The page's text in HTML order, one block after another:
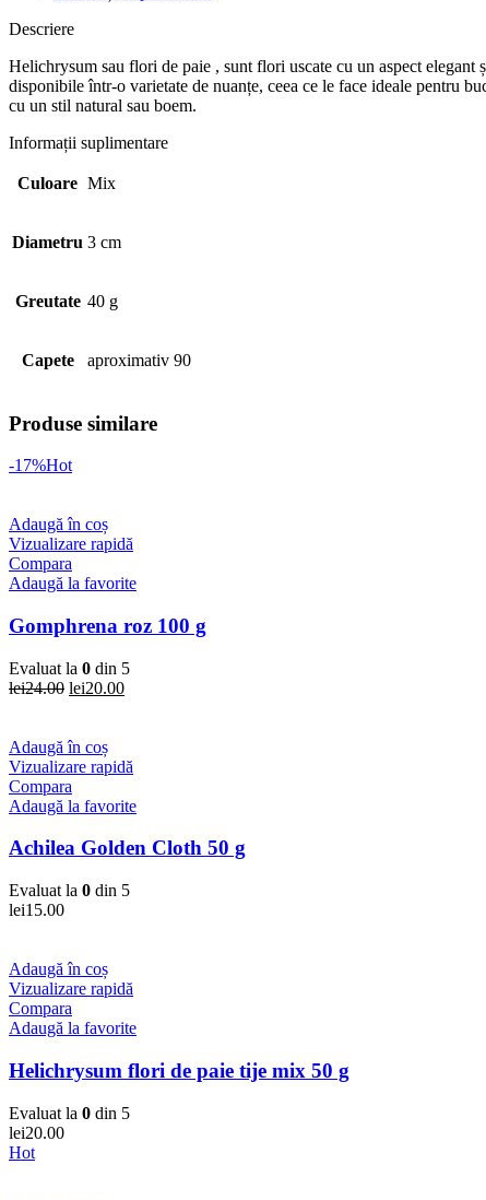
Descriere
Helichrysum sau flori de paie , sunt flori uscate cu un aspect
disponibile într-o varietate de nuanțe, ceea ce le face ideale pentru
cu un stil natural sau boem.
Informații suplimentare
Culoare Mix
Diametru 3 cm
Greutate 40 g
Capete aproximativ 90
Produse similare
-17%Hot
Adaugă în coș
Vizualizare rapidă
Compara
Adaugă la favorite
Gomphrena roz 100 g
Evaluat la 0 din 5
lei24.00 Prețul
fost:
lei24.00.
lei20.00Prețul
Adaugă în coș
Vizualizare rapidă
Compara
Adaugă la favorite
Achilea Golden Cloth 50 g
Evaluat la 0 din 5
lei15.00
Adaugă în coș
Vizualizare rapidă
Compara
Adaugă la favorite
Helichrysum flori de paie tije mix 50 g
Evaluat la 0 din 5
lei20.00
Hot